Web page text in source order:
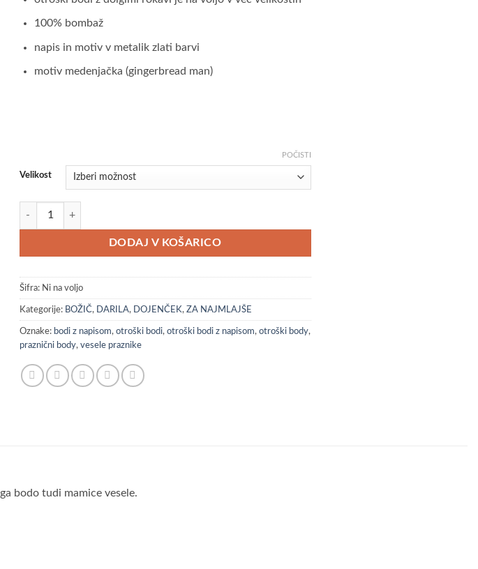
100% bombaž
napis in motiv v metalik zlati barvi
motiv medenjačka (gingerbread man)
Velikost
POČISTI
Otroški bodi z napisom Srečno količina
DODAJ V KOŠARICO
Šifra: Ni na voljo
Kategorije: BOŽIČ, DARILA, DOJENČEK, ZA NAJMLAJŠE
Oznake: bodi z napisom, otroški bodi, otroški bodi z napisom, otroški body,
praznični body, vesele praznike
bodo tudi mamice vesele.